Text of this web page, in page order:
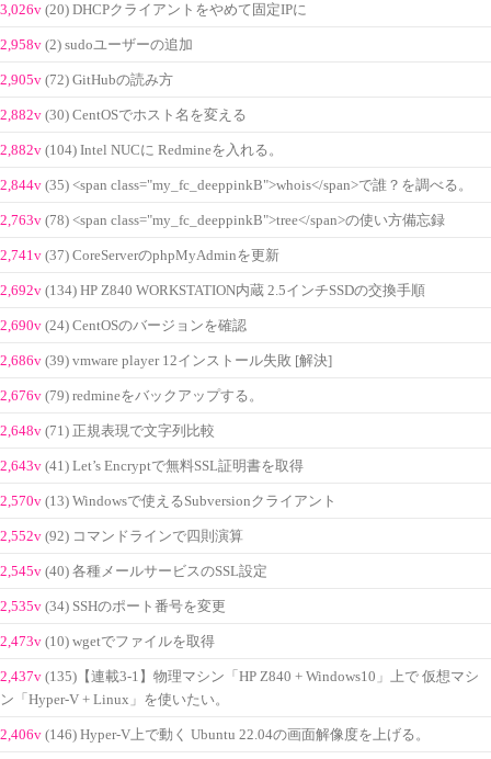
3,026v (20) DHCPクライアントをやめて固定IPに
2,958v (2) sudoユーザーの追加
2,905v (72) GitHubの読み方
2,882v (30) CentOSでホスト名を変える
2,882v (104) Intel NUCに Redmineを入れる。
2,844v (35) <span class="my_fc_deeppinkB">whois</span>で誰？を調べる。
2,763v (78) <span class="my_fc_deeppinkB">tree</span>の使い方備忘録
2,741v (37) CoreServerのphpMyAdminを更新
2,692v (134) HP Z840 WORKSTATION内蔵 2.5インチSSDの交換手順
2,690v (24) CentOSのバージョンを確認
2,686v (39) vmware player 12インストール失敗 [解決]
2,676v (79) redmineをバックアップする。
2,648v (71) 正規表現で文字列比較
2,643v (41) Let’s Encryptで無料SSL証明書を取得
2,570v (13) Windowsで使えるSubversionクライアント
2,552v (92) コマンドラインで四則演算
2,545v (40) 各種メールサービスのSSL設定
2,535v (34) SSHのポート番号を変更
2,473v (10) wgetでファイルを取得
2,437v (135)【連載3-1】物理マシン「HP Z840 + Windows10」上で 仮想マシ
ン「Hyper-V + Linux」を使いたい。
2,406v (146) Hyper-V上で動く Ubuntu 22.04の画面解像度を上げる。